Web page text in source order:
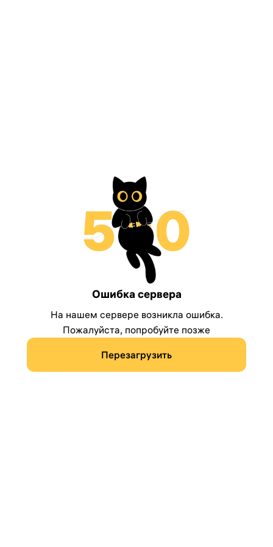
Ошибка сервера
На нашем сервере возникла ошибка.
Пожалуйста, попробуйте позже
Перезагрузить